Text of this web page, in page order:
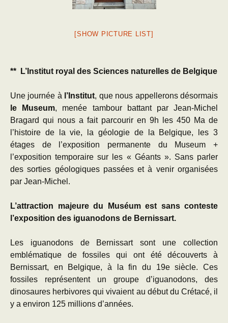
[SHOW PICTURE LIST]
** L’Institut royal des Sciences naturelles de Belgique
Une journée à l’Institut, que nous appellerons désormais
le Museum, menée tambour battant par Jean-Michel
Bragard qui nous a fait parcourir en 9h les 450 Ma de
l’histoire de la vie, la géologie de la Belgique, les 3
étages de l’exposition permanente du Museum +
l’exposition temporaire sur les « Géants ». Sans parler
des sorties géologiques passées et à venir organisées
par Jean-Michel.
L’attraction majeure du Muséum est sans conteste
l’exposition des iguanodons de Bernissart.
Les iguanodons de Bernissart sont une collection
emblématique de fossiles qui ont été découverts à
Bernissart, en Belgique, à la fin du 19e siècle. Ces
fossiles représentent un groupe d’iguanodons, des
dinosaures herbivores qui vivaient au début du Crétacé, il
y a environ 125 millions d’années.